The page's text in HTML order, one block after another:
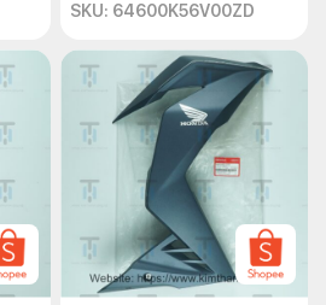
SKU: 64600K56V00ZD